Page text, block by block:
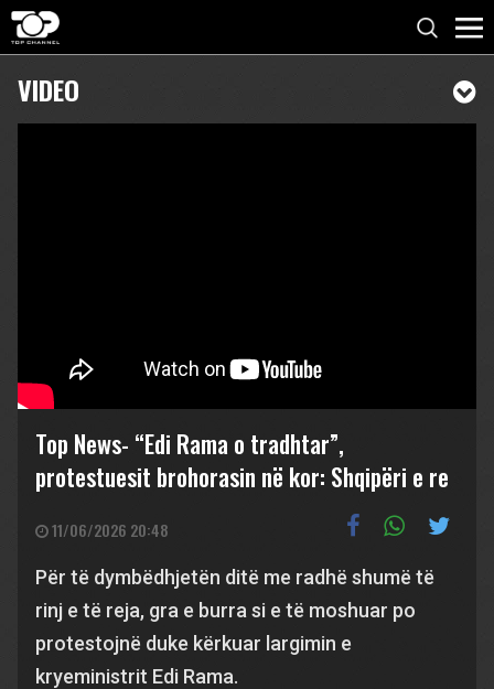
VIDEO
Top News- “Edi Rama o tradhtar”,
protestuesit brohorasin në kor: Shqipëri e re
11/06/2026 20:48
Për të dymbëdhjetën ditë me radhë shumë të
rinj e të reja, gra e burra si e të moshuar po
protestojnë duke kërkuar largimin e
kryeministrit Edi Rama.